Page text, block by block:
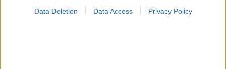
Data Deletion Data Access Privacy Policy